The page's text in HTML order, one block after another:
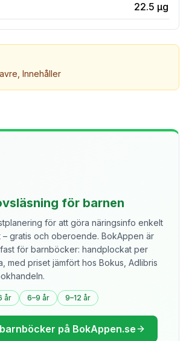
22.5 µg
Innehåller
för barnen
för att göra näringsinfo enkelt
– gratis och oberoende. BokAppen är
för barnböcker: handplockat per
med priset jämfört hos Bokus, Adlibris
år 6–9 år 9–12 år
på BokAppen.se